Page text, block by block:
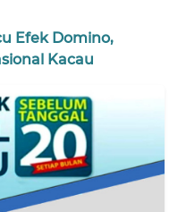
Efek Domino,
Kacau